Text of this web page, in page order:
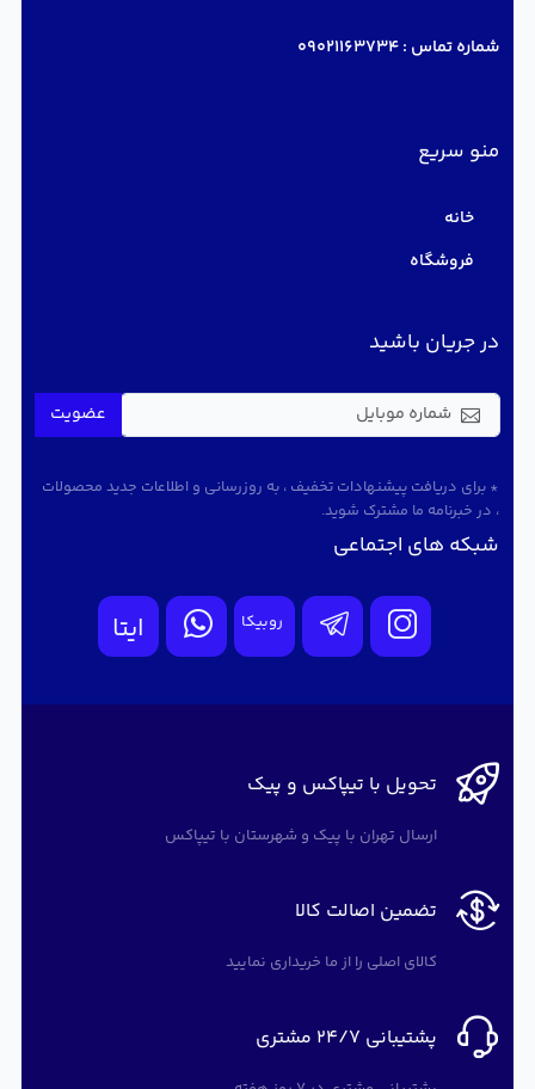
شماره تماس :09021163734
منو سریع
خانه
فروشگاه
در جریان باشید
عضویت
* برای دریافت پیشنهادات تخفیف ، به روزرسانی و اطلاعات جدید محصولات
، در خبرنامه ما مشترک شوید.
شبکه های اجتماعی
روبیکا ایتا
تحویل با تیپاکس و پیک
ارسال تهران با پیک و شهرستان با تیپاکس
تضمین اصالت کالا
کالای اصلی را از ما خریداری نمایید
پشتیبانی 24/7 مشتری